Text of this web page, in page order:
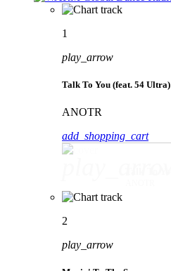
1
play_arrow
Talk To You (feat. 54 Ultra)
ANOTR
add_shopping_cart
2
play_arrow